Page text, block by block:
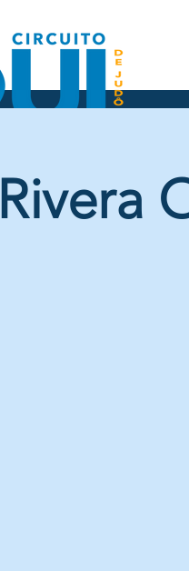
Rivera